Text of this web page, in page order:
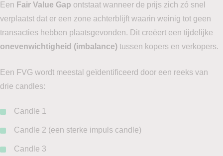
Een Fair Value Gap ontstaat wanneer de prijs zich zó snel
verplaatst dat er een zone achterblijft waarin weinig tot geen
transacties hebben plaatsgevonden. Dit creëert een tijdelijke
onevenwichtigheid (imbalance) tussen kopers en verkopers.
Een FVG wordt meestal geïdentificeerd door een reeks van
drie candles:
Candle 1
Candle 2 (een sterke impuls candle)
Candle 3